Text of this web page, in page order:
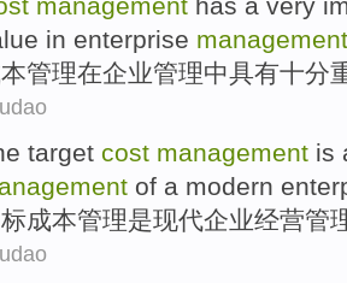
management has a very
in enterprise management
管理在企业管理中具有十分
target cost management is
of a modern
成本管理是现代企业经营管